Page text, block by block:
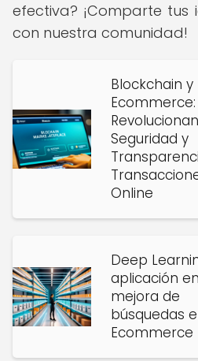
efectiva? ¡Comparte tus
con nuestra comunidad!
Blockchain y
Ecommerce:
Seguridad y
Online
Deep
aplicación
mejora de
búsquedas
Ecommerce